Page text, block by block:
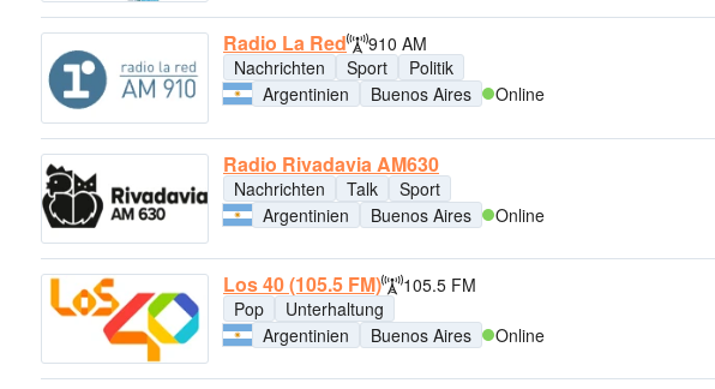
Radio La Red
910 AM
Nachrichten
Sport
Politik
Argentinien
Buenos Aires Online
Radio Rivadavia AM630
Nachrichten Talk
Sport
Argentinien
Buenos Aires Online
Los 40 (105.5 FM)
105.5 FM
Pop
Unterhaltung
Argentinien
Buenos Aires Online